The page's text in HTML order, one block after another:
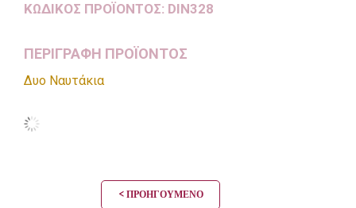
ΚΩΔΙΚΌΣ ΠΡΟΪΌΝΤΟΣ: DIN328
ΠΕΡΙΓΡΑΦΗ ΠΡΟΪΟΝΤΟΣ
Δυο Ναυτάκια
< ΠΡΟΗΓΟΎΜΕΝΟ